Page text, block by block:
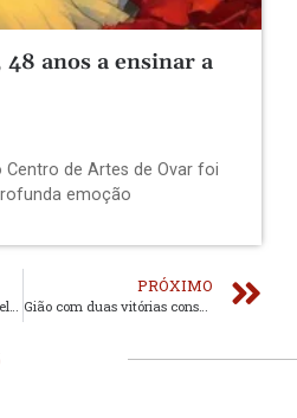
48 anos a ensinar a
Centro de Artes de Ovar foi
emoção
Leoas não arrancam da melhor forma
PRÓXIMO
Gião com duas vitórias consecutivas